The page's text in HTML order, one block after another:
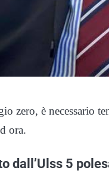
zero, è necessario
ora.
dall’Ulss 5